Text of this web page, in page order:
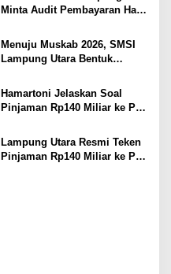
KAMTIBMAS DAN
PELAYANAN PRESISI
Minta Audit Pembayaran Hak
Kepastian Hukum Tak Boleh
Berlarut
Menuju Muskab 2026, SMSI
Lampung Utara Bentuk
Kepengurusan
Hamartoni Jelaskan Soal
Pinjaman Rp140 Miliar ke PT
Perbaikan Jalan Butuh Waktu
Bertahun-tahun
Lampung Utara Resmi Teken
Pinjaman Rp140 Miliar ke PT